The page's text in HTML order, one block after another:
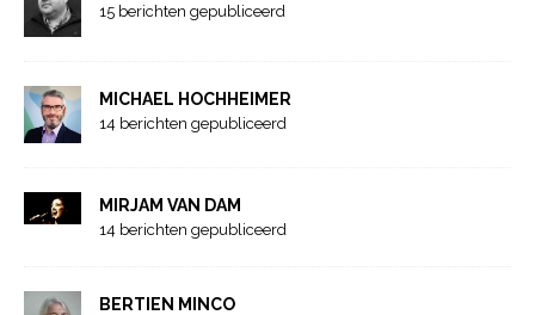
15 berichten gepubliceerd
MICHAEL HOCHHEIMER
14 berichten gepubliceerd
MIRJAM VAN DAM
14 berichten gepubliceerd
BERTIEN MINCO